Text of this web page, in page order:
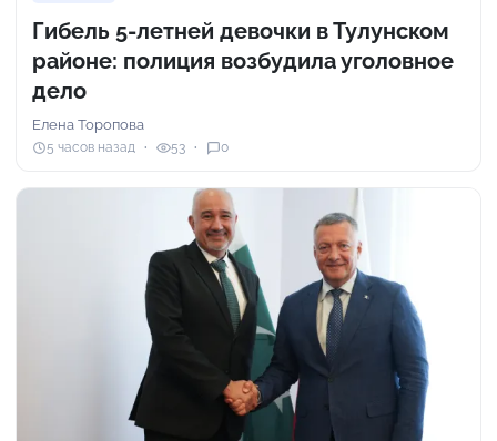
Гибель 5-летней девочки в Тулунском
районе: полиция возбудила уголовное
дело
Елена Торопова
5 часов назад 53 0